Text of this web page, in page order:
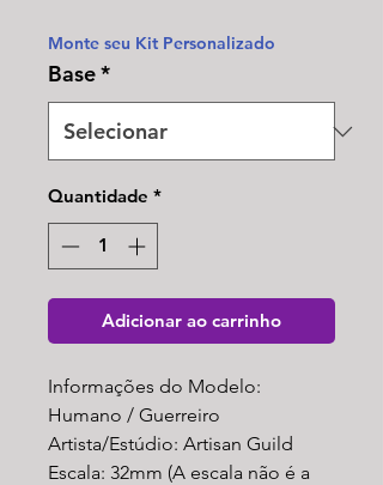
Monte seu Kit Personalizado
Base*
Quantidade *
Adicionar ao carrinho
Informações do Modelo:
Humano / Guerreiro
Artista/Estúdio: Artisan Guild
Escala: 32mm (A escala não é a